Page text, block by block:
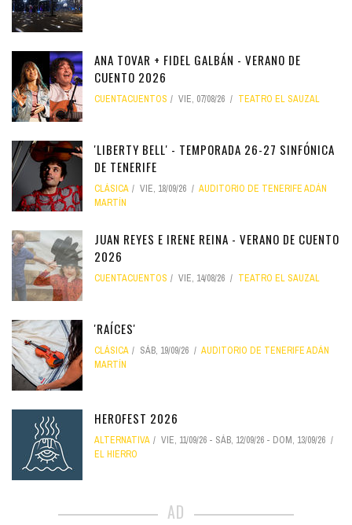
ANA TOVAR + FIDEL GALBÁN - VERANO DE
CUENTO 2026
CUENTACUENTOS VIE, 07/08/26 TEATRO EL SAUZAL
'LIBERTY BELL' - TEMPORADA 26-27 SINFÓNICA
DE TENERIFE
CLÁSICA VIE, 18/09/26
AUDITORIO DE TENERIFE ADÁN
MARTÍN
JUAN REYES E IRENE REINA - VERANO DE CUENTO
2026
CUENTACUENTOS VIE, 14/08/26 TEATRO EL SAUZAL
'RAÍCES'
CLÁSICA SÁB, 19/09/26
AUDITORIO DE TENERIFE ADÁN
MARTÍN
HEROFEST 2026
ALTERNATIVA VIE, 11/09/26 - SÁB, 12/09/26 - DOM, 13/09/26
EL HIERRO
AD